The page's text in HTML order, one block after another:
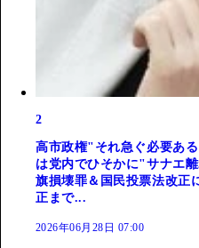
2
高市政権"それ急ぐ必要あ
は党内でひそかに"サナエ
旗損壊罪＆国民投票法改正
正まで...
2026年06月28日 07:00